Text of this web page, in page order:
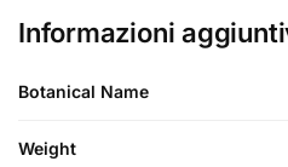
Informazioni
Botanical Name
Weight